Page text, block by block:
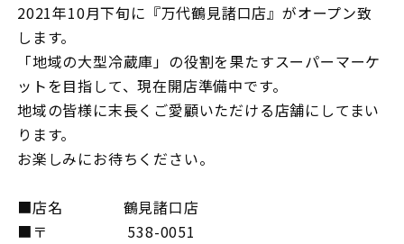
2021年10月下旬に『万代鶴見諸口店』がオープン致
します。
「地域の大型冷蔵庫」の役割を果たすスーパーマーケ
ットを目指して、現在開店準備中です。
地域の皆様に末長くご愛顧いただける店舗にしてまい
ります。
お楽しみにお待ちください。
■店名 鶴見諸口店
■〒 538-0051